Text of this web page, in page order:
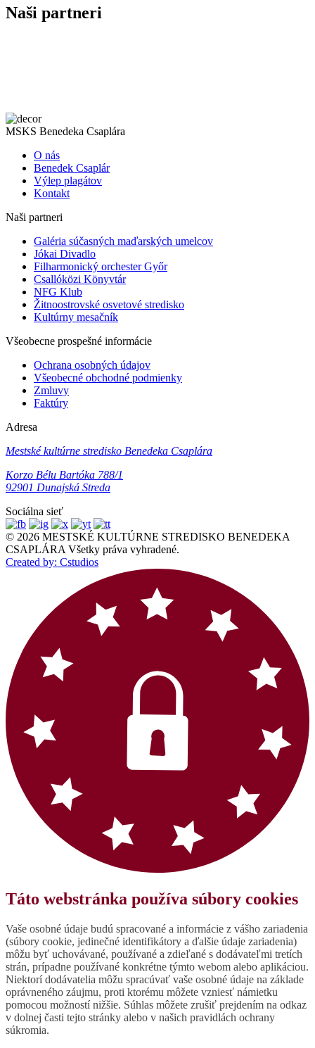
Naši partneri
MSKS Benedeka Csaplára
O nás
Benedek Csaplár
Výlep plagátov
Kontakt
Naši partneri
Galéria súčasných maďarských umelcov
Jókai Divadlo
Filharmonický orchester Győr
Csallóközi Könyvtár
NFG Klub
Žitnoostrovské osvetové stredisko
Kultúrny mesačník
Všeobecne prospešné informácie
Ochrana osobných údajov
Všeobecné obchodné podmienky
Zmluvy
Faktúry
Adresa
Mestské kultúrne stredisko Benedeka Csaplára
Korzo Bélu Bartóka 788/1
92901 Dunajská Streda
Sociálna sieť
© 2026 MESTSKÉ KULTÚRNE STREDISKO BENEDEKA
CSAPLÁRA Všetky práva vyhradené.
Created by: Cstudios
Táto webstránka používa súbory cookies
Vaše osobné údaje budú spracované a informácie z vášho zariadenia
(súbory cookie, jedinečné identifikátory a ďalšie údaje zariadenia)
môžu byť uchovávané, používané a zdieľané s dodávateľmi tretích
strán, prípadne používané konkrétne týmto webom alebo aplikáciou.
Niektorí dodávatelia môžu spracúvať vaše osobné údaje na základe
oprávneného záujmu, proti ktorému môžete vzniesť námietku
pomocou možností nižšie. Súhlas môžete zrušiť prejdením na odkaz
v dolnej časti tejto stránky alebo v našich pravidlách ochrany
súkromia.